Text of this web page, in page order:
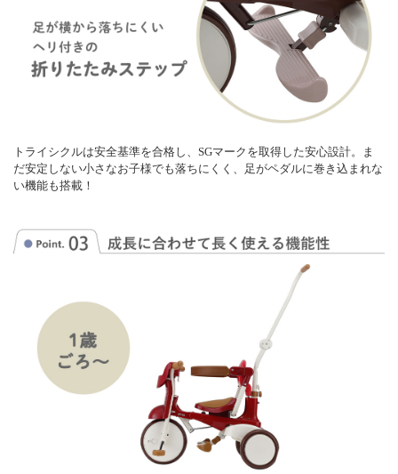
トライシクルは安全基準を合格し、SGマークを取得した安心設計。ま
だ安定しない小さなお子様でも落ちにくく、足がペダルに巻き込まれな
い機能も搭載！